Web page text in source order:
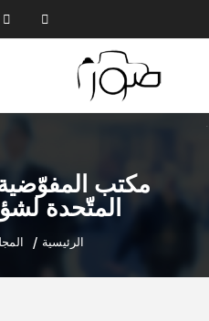
مكتب
المتّحدة
الرئيسية